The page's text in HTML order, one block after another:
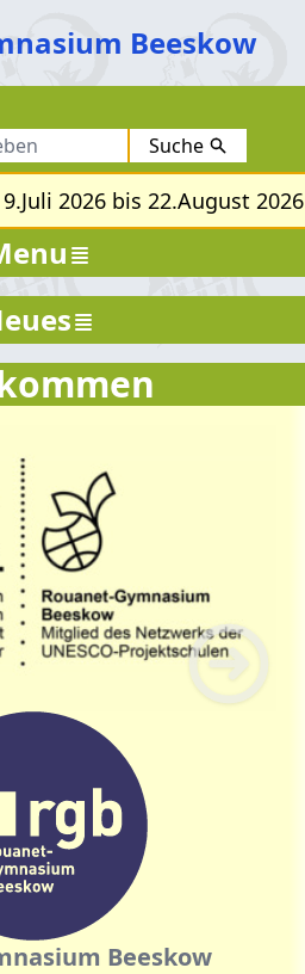
Beeskow
Suche
9.Juli 2026 bis 22.August 2026:
Beeskow